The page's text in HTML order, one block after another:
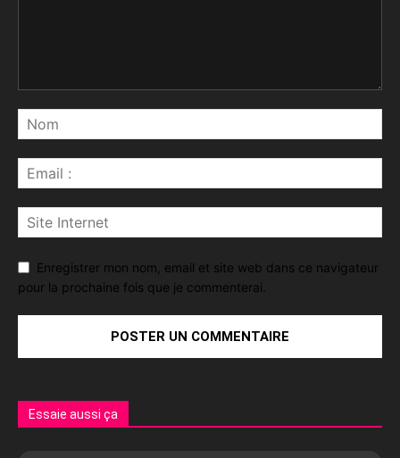
Enregistrer mon nom, email et site web dans ce navigateur
pour la prochaine fois que je commenterai.
Essaie aussi ça